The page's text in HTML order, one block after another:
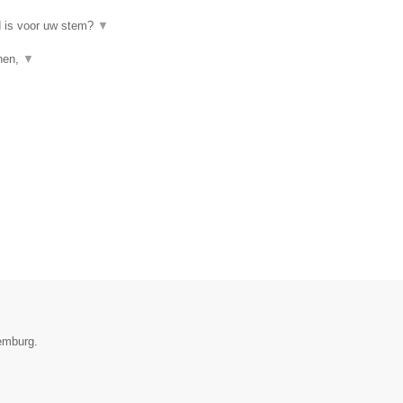
is voor uw stem? ▼
▼